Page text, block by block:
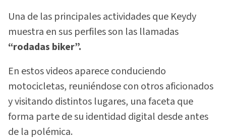
Una de las principales actividades que Keydy
muestra en sus perfiles son las llamadas
“rodadas biker”.
En estos videos aparece conduciendo
motocicletas, reuniéndose con otros aficionados
y visitando distintos lugares, una faceta que
forma parte de su identidad digital desde antes
de la polémica.